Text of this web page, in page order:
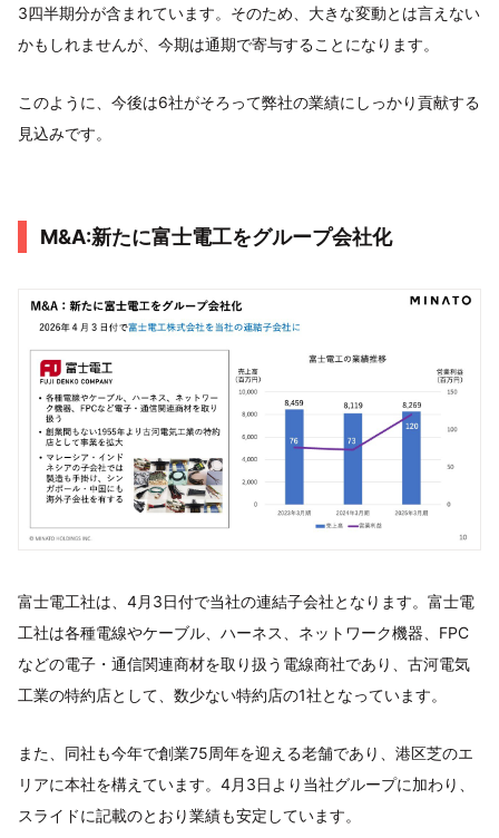
3四半期分が含まれています。そのため、大きな変動とは言えない
かもしれませんが、今期は通期で寄与することになります。
このように、今後は6社がそろって弊社の業績にしっかり貢献する
見込みです。
M&A:新たに富士電工をグループ会社化
富士電工社は、4月3日付で当社の連結子会社となります。富士電
工社は各種電線やケーブル、ハーネス、ネットワーク機器、FPC
などの電子・通信関連商材を取り扱う電線商社であり、古河電気
工業の特約店として、数少ない特約店の1社となっています。
また、同社も今年で創業75周年を迎える老舗であり、港区芝のエ
リアに本社を構えています。4月3日より当社グループに加わり、
スライドに記載のとおり業績も安定しています。